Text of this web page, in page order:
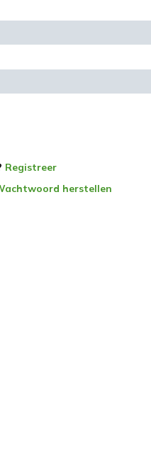
Registreer
herstellen